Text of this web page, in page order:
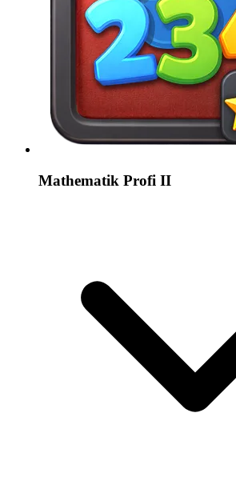
Mathematik Profi II